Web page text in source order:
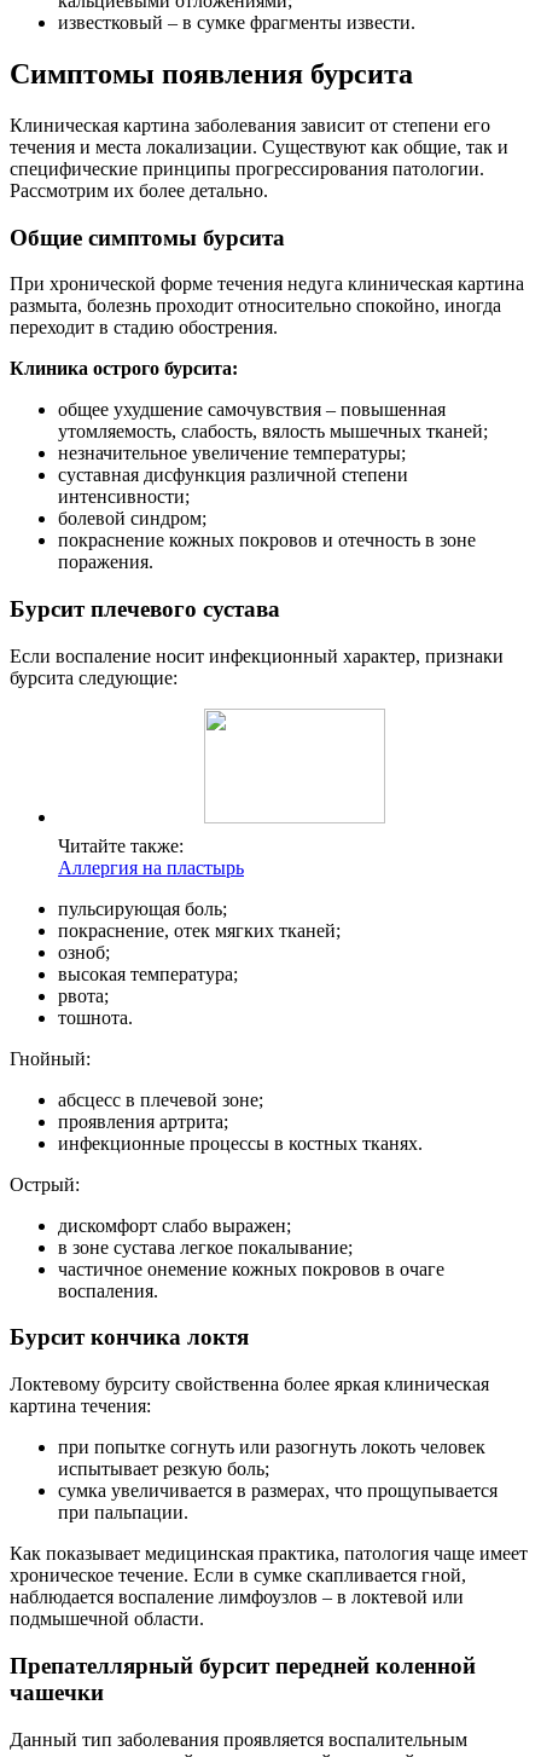
известковый – в сумке фрагменты извести.
Симптомы появления бурсита
Клиническая картина заболевания зависит от степени его
течения и места локализации. Существуют как общие, так и
специфические принципы прогрессирования патологии.
Рассмотрим их более детально.
Общие симптомы бурсита
При хронической форме течения недуга клиническая картина
размыта, болезнь проходит относительно спокойно, иногда
переходит в стадию обострения.
Клиника острого бурсита:
общее ухудшение самочувствия – повышенная
утомляемость, слабость, вялость мышечных тканей;
незначительное увеличение температуры;
суставная дисфункция различной степени
интенсивности;
болевой синдром;
покраснение кожных покровов и отечность в зоне
поражения.
Бурсит плечевого сустава
Если воспаление носит инфекционный характер, признаки
бурсита следующие:
Читайте также:
Аллергия на пластырь
пульсирующая боль;
покраснение, отек мягких тканей;
озноб;
высокая температура;
рвота;
тошнота.
Гнойный:
абсцесс в плечевой зоне;
проявления артрита;
инфекционные процессы в костных тканях.
Острый:
дискомфорт слабо выражен;
в зоне сустава легкое покалывание;
частичное онемение кожных покровов в очаге
воспаления.
Бурсит кончика локтя
Локтевому бурситу свойственна более яркая клиническая
картина течения:
при попытке согнуть или разогнуть локоть человек
испытывает резкую боль;
сумка увеличивается в размерах, что прощупывается
при пальпации.
Как показывает медицинская практика, патология чаще имеет
хроническое течение. Если в сумке скапливается гной,
наблюдается воспаление лимфоузлов – в локтевой или
подмышечной области.
Препателлярный бурсит передней коленной
чашечки
Данный тип заболевания проявляется воспалительным